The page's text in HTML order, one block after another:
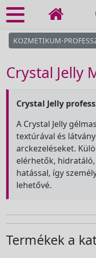
KOZMETIKUM-
Crystal Jelly
Crystal Jelly
A Crystal Jelly
textúrával és
arckezeléseket.
elérhetők,
hatással, így
lehetővé.
Termékek a